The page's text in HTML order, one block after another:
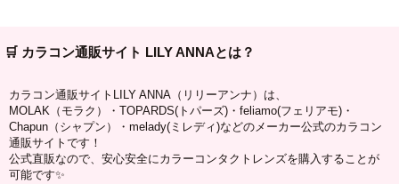
🛒 カラコン通販サイト LILY ANNAとは？
カラコン通販サイトLILY ANNA（リリーアンナ）は、
MOLAK（モラク）・TOPARDS(トパーズ)・feliamo(フェリアモ)・
Chapun（シャプン）・melady(ミレディ)などのメーカー公式のカラコン
通販サイトです！
公式直販なので、安心安全にカラーコンタクトレンズを購入することが
可能です✨